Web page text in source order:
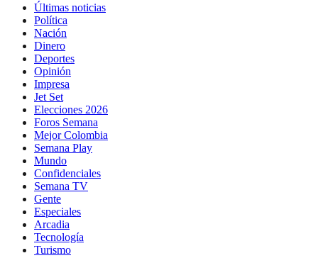
Últimas noticias
Política
Nación
Dinero
Deportes
Opinión
Impresa
Jet Set
Elecciones 2026
Foros Semana
Mejor Colombia
Semana Play
Mundo
Confidenciales
Semana TV
Gente
Especiales
Arcadia
Tecnología
Turismo